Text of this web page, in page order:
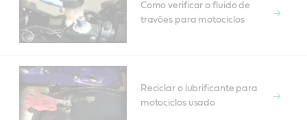
Como verificar o fluido de
travões para motociclos
Reciclar o lubrificante para
motociclos usado